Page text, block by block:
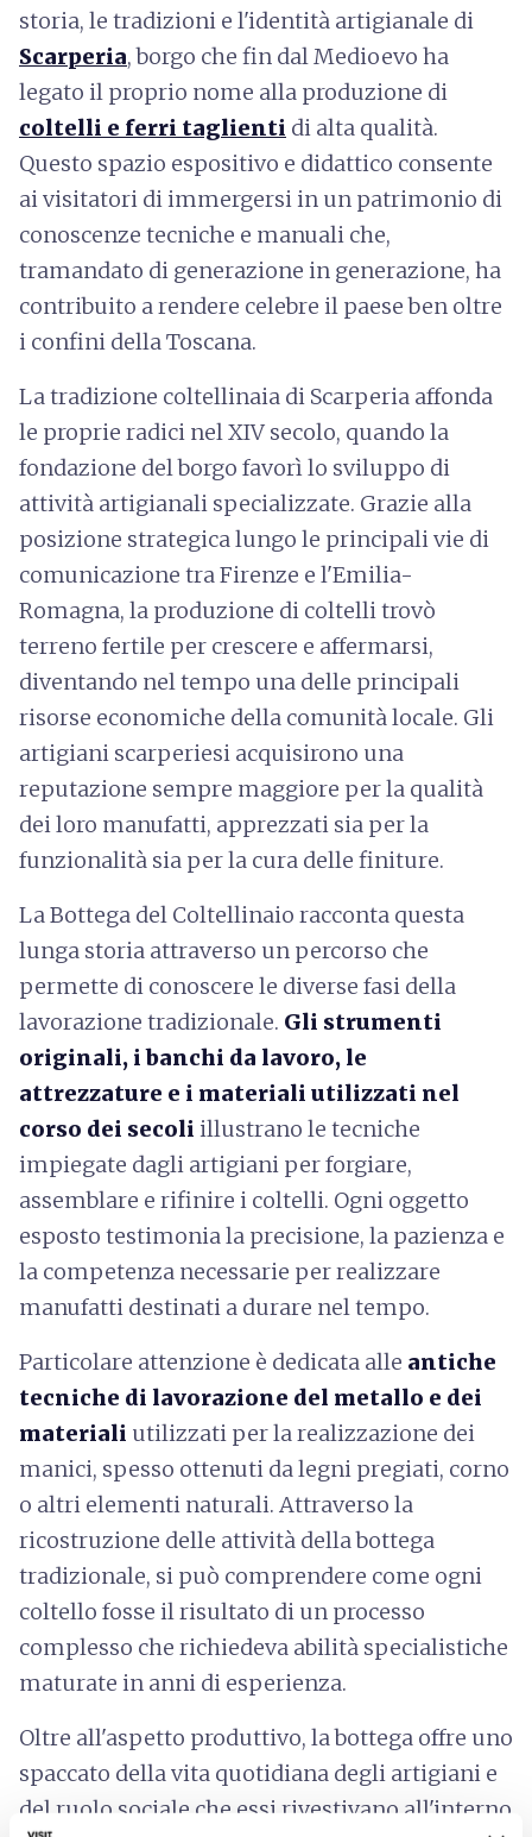
storia, le tradizioni e l'identità artigianale di
Scarperia, borgo che fin dal Medioevo ha
legato il proprio nome alla produzione di
coltelli e ferri taglienti di alta qualità.
Questo spazio espositivo e didattico consente
ai visitatori di immergersi in un patrimonio di
conoscenze tecniche e manuali che,
tramandato di generazione in generazione, ha
contribuito a rendere celebre il paese ben oltre
i confini della Toscana.
La tradizione coltellinaia di Scarperia affonda
le proprie radici nel XIV secolo, quando la
fondazione del borgo favorì lo sviluppo di
attività artigianali specializzate. Grazie alla
posizione strategica lungo le principali vie di
comunicazione tra Firenze e l'Emilia-
Romagna, la produzione di coltelli trovò
terreno fertile per crescere e affermarsi,
diventando nel tempo una delle principali
risorse economiche della comunità locale. Gli
artigiani scarperiesi acquisirono una
reputazione sempre maggiore per la qualità
dei loro manufatti, apprezzati sia per la
funzionalità sia per la cura delle finiture.
La Bottega del Coltellinaio racconta questa
lunga storia attraverso un percorso che
permette di conoscere le diverse fasi della
lavorazione tradizionale. Gli strumenti
originali, i banchi da lavoro, le
attrezzature e i materiali utilizzati nel
corso dei secoli illustrano le tecniche
impiegate dagli artigiani per forgiare,
assemblare e rifinire i coltelli. Ogni oggetto
esposto testimonia la precisione, la pazienza e
la competenza necessarie per realizzare
manufatti destinati a durare nel tempo.
Particolare attenzione è dedicata alle antiche
tecniche di lavorazione del metallo e dei
materiali utilizzati per la realizzazione dei
manici, spesso ottenuti da legni pregiati, corno
o altri elementi naturali. Attraverso la
ricostruzione delle attività della bottega
tradizionale, si può comprendere come ogni
coltello fosse il risultato di un processo
complesso che richiedeva abilità specialistiche
maturate in anni di esperienza.
Oltre all'aspetto produttivo, la bottega offre uno
spaccato della vita quotidiana degli artigiani e
del ruolo sociale che essi rivestivano all'interno